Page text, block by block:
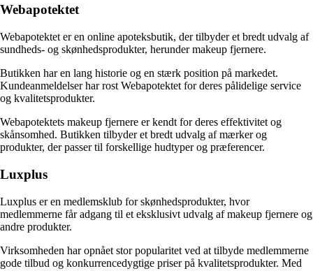
Webapotektet
Webapotektet er en online apoteksbutik, der tilbyder et bredt udvalg af
sundheds- og skønhedsprodukter, herunder makeup fjernere.
Butikken har en lang historie og en stærk position på markedet.
Kundeanmeldelser har rost Webapotektet for deres pålidelige service
og kvalitetsprodukter.
Webapotektets makeup fjernere er kendt for deres effektivitet og
skånsomhed. Butikken tilbyder et bredt udvalg af mærker og
produkter, der passer til forskellige hudtyper og præferencer.
Luxplus
Luxplus er en medlemsklub for skønhedsprodukter, hvor
medlemmerne får adgang til et eksklusivt udvalg af makeup fjernere og
andre produkter.
Virksomheden har opnået stor popularitet ved at tilbyde medlemmerne
gode tilbud og konkurrencedygtige priser på kvalitetsprodukter. Med